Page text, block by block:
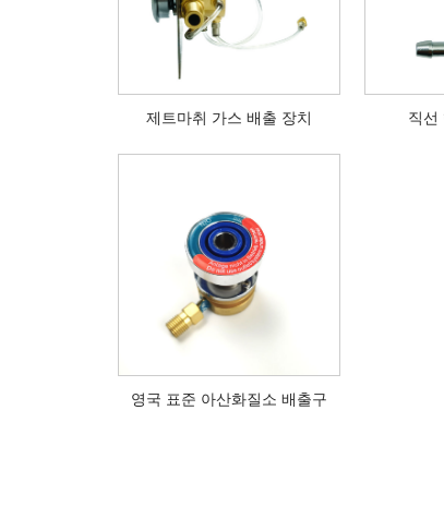
제트마취 가스 배출 장치 직선
영국 표준 아산화질소 배출구